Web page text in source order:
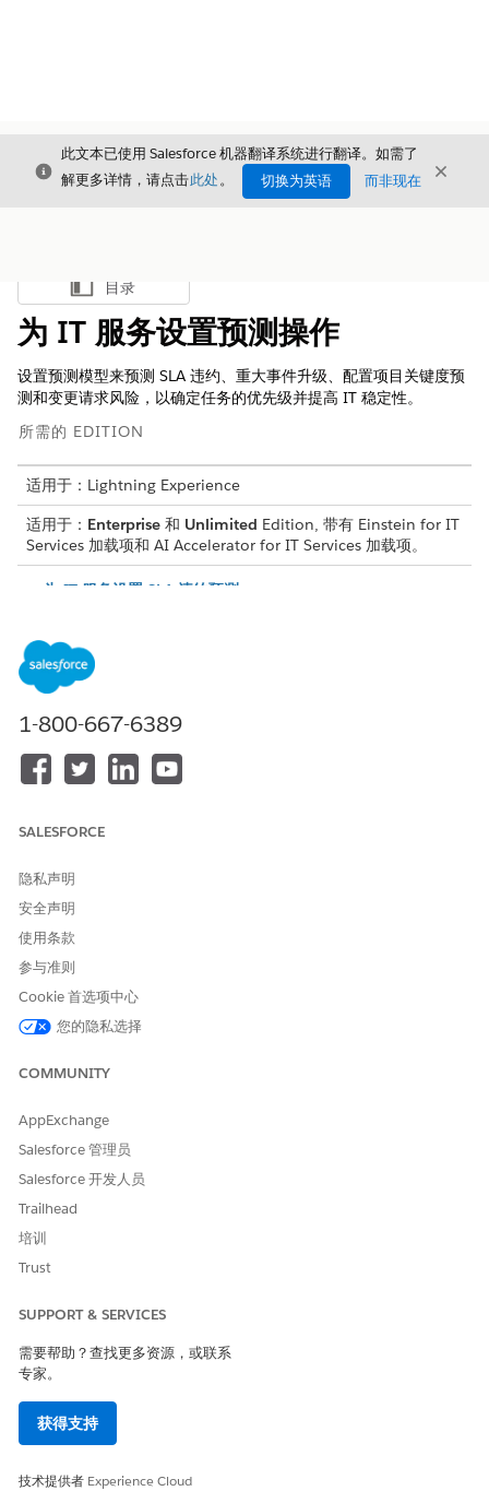
关闭
此文本已使用 Salesforce 机器翻译系统进行翻译。如需了
解更多详情，请点击此处。 切换为英语 而非现在 关闭
显示目录
目录
为 IT 服务设置预测操作
设置预测模型来预测 SLA 违约、重大事件升级、配置项目关键度预
测和变更请求风险，以确定任务的优先级并提高 IT 稳定性。
所需的 EDITION
适用于：Lightning Experience
适用于： Enterprise 和 Unlimited Edition, 带有 Einstein for IT
Services 加载项和 AI Accelerator for IT Services 加载项。
为 IT 服务设置 SLA 违约预测
务的可靠性。
为 IT 服务设置重大事件预测
设置重大事件预测模型，通过分析实时数据和历史模式来预测升
影响。
设置变更风险得分预测模型，以预测变更请求失败的概率。使用
定性。
为 IT 服务设置配置项目关键度预测
设置配置项目关键度预测模型，通过使用机器学习、CMDB 依
赖拓扑和事件历史来预测每个配置项目的业务重要性。使用关键
度分数来确定事件的优先级，改进变更风险评估，并将资源集中
在最重要的业务资产上。
请与我们共享您的想法，以便我们进行改进！
1-800-667-6389
SALESFORCE
隐私声明
安全声明
使用条款
参与准则
Cookie 首选项中心
您的隐私选择
COMMUNITY
AppExchange
Salesforce 管理员
Salesforce 开发人员
Trailhead
培训
Trust
SUPPORT & SERVICES
需要帮助？查找更多资源，或联系
专家。
获得支持
技术提供者 Experience Cloud